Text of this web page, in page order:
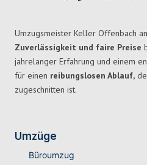
Umzugsmeister Keller Offenbach
Zuverlässigkeit und faire Preise
jahrelanger Erfahrung und einem
für einen reibungslosen Ablauf,
zugeschnitten ist.
Umzüge
Büroumzug